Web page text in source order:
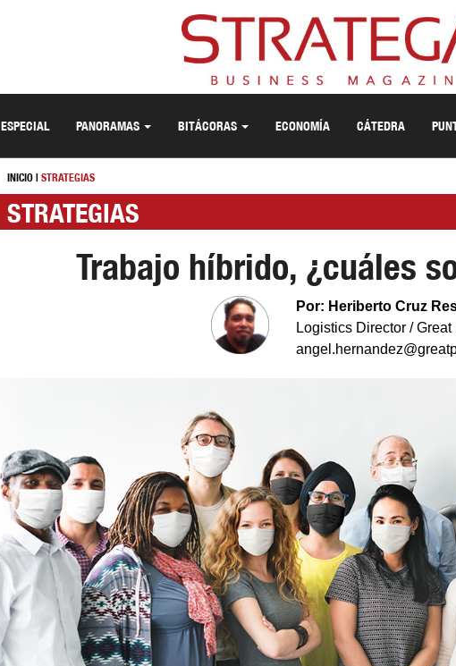
ESPECIAL PANORAMAS BITÁCORAS ECONOMÍA CÁTEDRA
INICIO| STRATEGIAS
STRATEGIAS
Trabajo híbrido, ¿cuáles
Por: Heriberto Cruz
Logistics Director /